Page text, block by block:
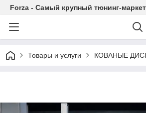
Forza - Самый крупный тюнинг-маркет
Товары и услуги КОВАНЫЕ